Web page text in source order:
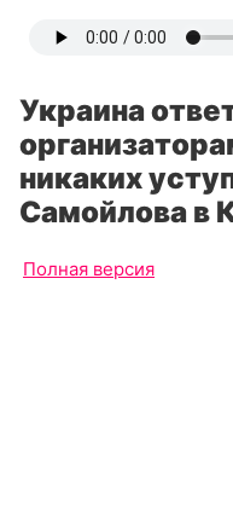
Украина
никаких
Самойлова в
Полная версия